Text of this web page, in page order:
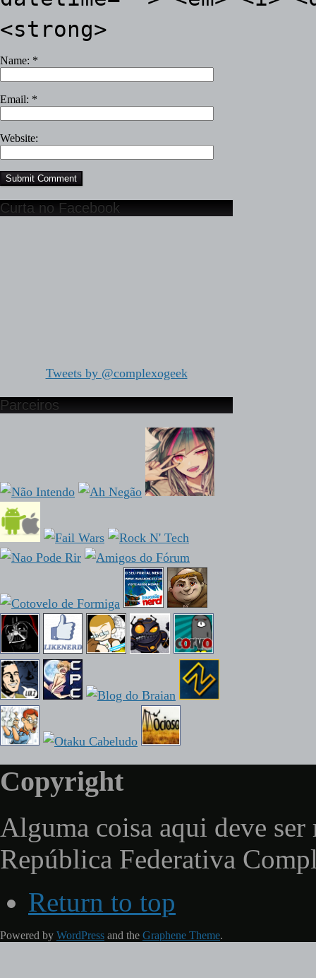
<strong>
Name: *
Email: *
Website:
Curta no Facebook
Tweets by @complexogeek
Parceiros
Copyright
Alguma coisa aqui deve ser
República Federativa
Return to top
Powered by WordPress and the Graphene Theme.